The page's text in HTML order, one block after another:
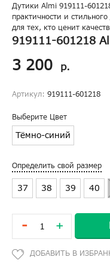
Дутики Almi 919111-
практичности и
для тех, кто ценит
919111-601218
3 200 р.
Артикул: 919111-601218
Выберите Цвет
Тёмно-синий
Определить свой размер
37 38 39 40
- +